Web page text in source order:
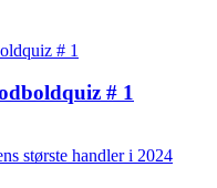
# 1